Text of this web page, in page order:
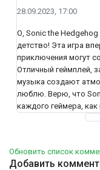
28.09.2023, 17:00
О, Sonic the
детство! Эта игра
приключения могут
Отличный геймплей,
музыка создают
люблю. Верю, что
каждого геймера,
Обновить список
Добавить